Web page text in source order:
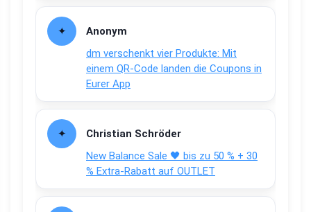
Anonym
dm verschenkt vier Produkte: Mit
einem QR-Code landen die Coupons in
Eurer App
Christian Schröder
New Balance Sale 🖤 bis zu 50 % + 30
% Extra-Rabatt auf OUTLET